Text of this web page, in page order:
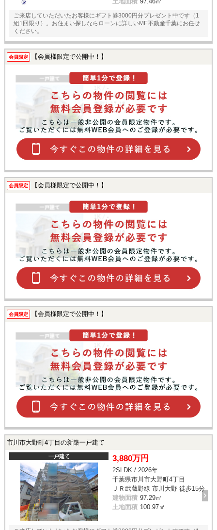
ご来店していただいたお客様にギフト券3000円分プレゼント中です（1
組1回限り）。お住まい探しならローンに詳しいME不動産千葉にお任せ
ください。
会員限定 【会員様限定で公開中！】
会員限定 【会員様限定で公開中！】
会員限定 【会員様限定で公開中！】
市川市大野町4丁目の新築一戸建て
一戸建て 3,880万円
2SLDK / 2026年
千葉県市川市大野町4丁目
ＪＲ武蔵野線 市川大野 徒歩15分
建物面積 97.29㎡
土地面積 100.97㎡